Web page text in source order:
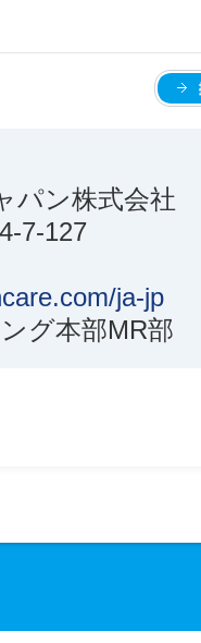
パン株式会社
7-127
ja-jp
グ本部MR部